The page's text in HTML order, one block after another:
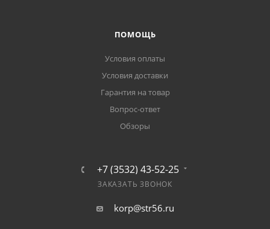
ПОМОЩЬ
Условия оплаты
Условия доставки
Гарантия на товар
Вопрос-ответ
Обзоры
+7 (3532) 43-52-25
ЗАКАЗАТЬ ЗВОНОК
korp@str56.ru